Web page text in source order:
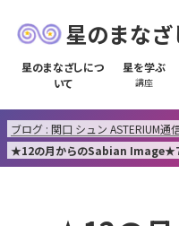
星のまなざ
星のまなざしにつ
いて
星を学ぶ
講座
ブログ : 関口 シュン ASTERIUM通
★12の月からのSabian Image★7/